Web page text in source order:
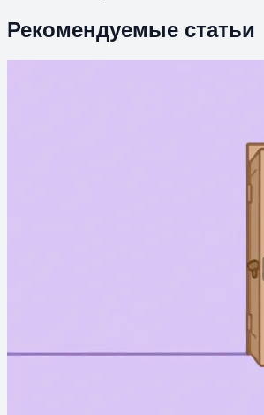
Рекомендуемые статьи